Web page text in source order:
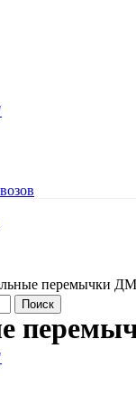
Поиск
перемычки